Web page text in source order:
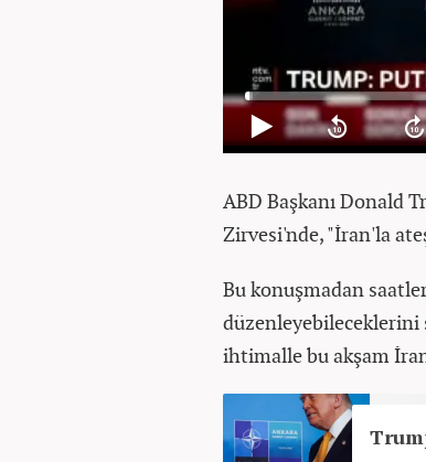
ABD Başkanı Donald
Zirvesi'nde, "İran'la
Bu konuşmadan
düzenleyebileceklerini
ihtimalle bu akşam